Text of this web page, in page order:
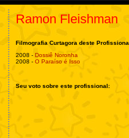
Ramon Fleishman
Filmografia Curtagora deste
2008 - Dossiê Noronha
2008 - O Paraíso é Isso
Seu voto sobre este profissional: